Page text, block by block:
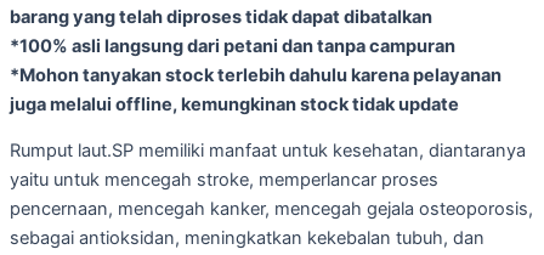
barang yang telah diproses tidak dapat dibatalkan
*100% asli langsung dari petani dan tanpa campuran
*Mohon tanyakan stock terlebih dahulu karena pelayanan
juga melalui offline, kemungkinan stock tidak update
Rumput laut.SP memiliki manfaat untuk kesehatan, diantaranya
yaitu untuk mencegah stroke, memperlancar proses
pencernaan, mencegah kanker, mencegah gejala osteoporosis,
sebagai antioksidan, meningkatkan kekebalan tubuh, dan